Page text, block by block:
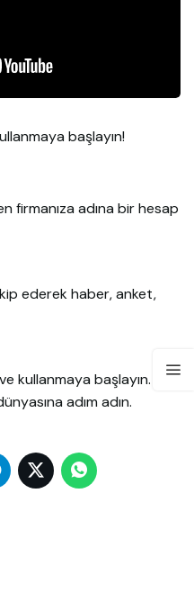
başlayın!
firmanıza adına bir hesap
ederek haber, anket,
kullanmaya başlayın. Yeni
adım adın.